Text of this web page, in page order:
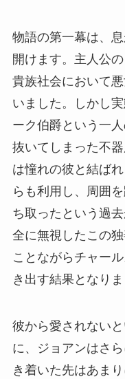
物語の第一幕は、
開けます。主人公
貴族社会において
いました。しかし
ーク伯爵という一
抜いてしまった不
は憧れの彼と結ば
らも利用し、周囲
ち取ったという過
全に無視したこの
ことながらチャー
き出す結果となりま
彼から愛されない
に、ジョアンはさ
き着いた先はあま